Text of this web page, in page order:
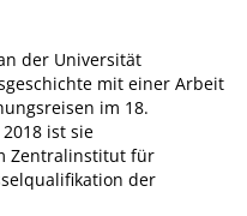
der Universität
mit einer Arbeit
im 18.
ist sie
Zentralinstitut für
der